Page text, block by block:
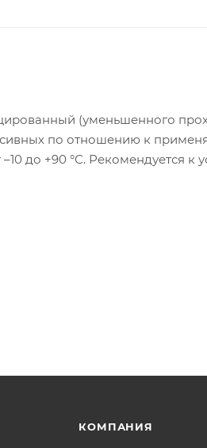
(уменьшенного
по отношению к
–10 до +90 °С. Рекомендуется
КОМПАНИЯ